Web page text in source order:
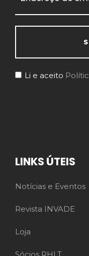
Li e aceito
LINKS ÚTEIS
Notícias e Eventos
Revista INVADE
Loja